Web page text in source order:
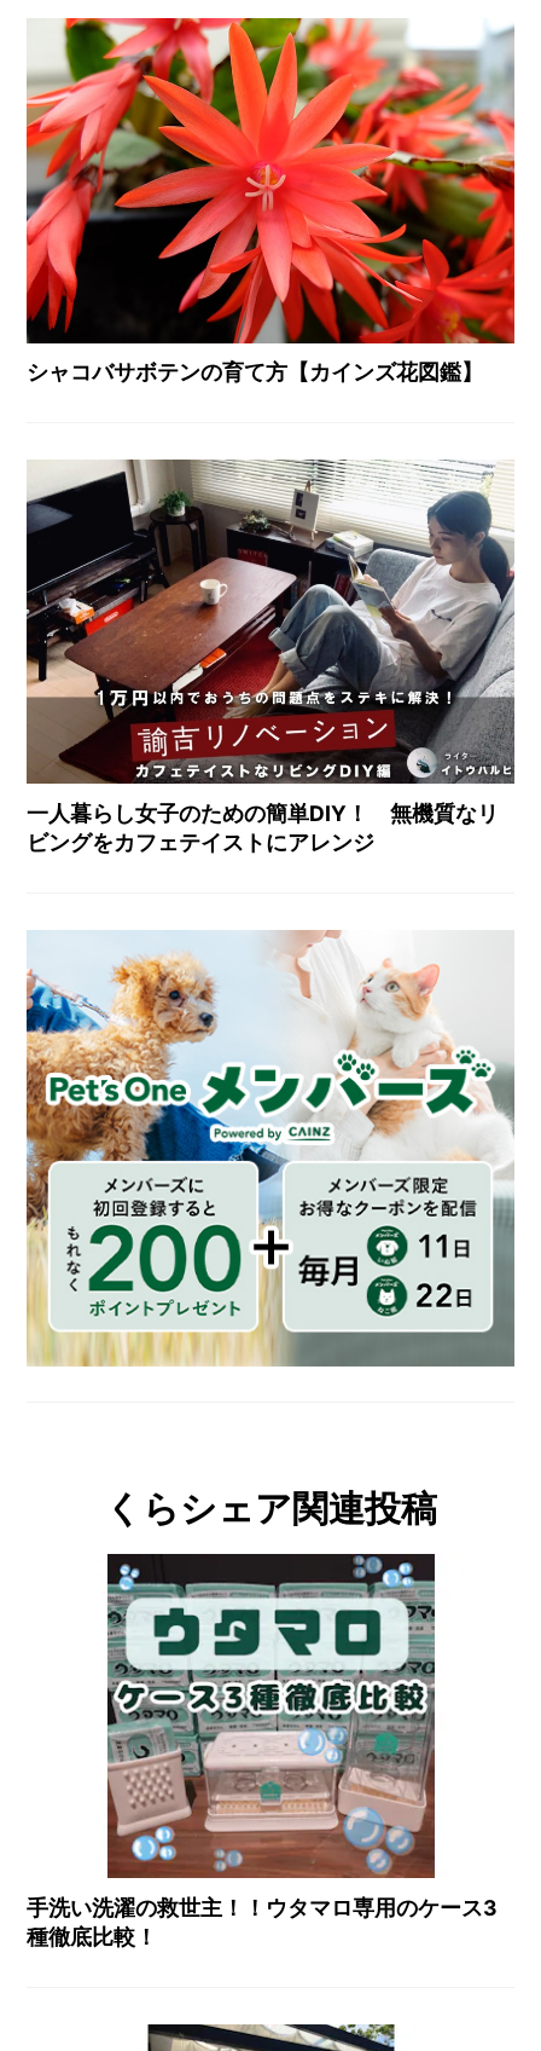
シャコバサボテンの育て方【カインズ花図鑑】
一人暮らし女子のための簡単DIY！ 無機質なリ
ビングをカフェテイストにアレンジ
くらシェア関連投稿
手洗い洗濯の救世主！！ウタマロ専用のケース3
種徹底比較！